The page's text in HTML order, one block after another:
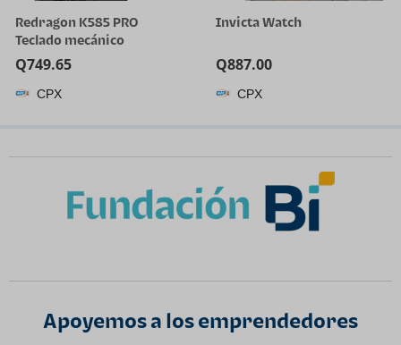
Redragon K585 PRO
Teclado mecánico
inalámbrico con una sola
mano, 42 teclas, 3 modos
RGB 40% teclado para
On Board Macro Keys
Keyboard, USB Pass-
Q749.65
CPX
Invicta Watch
Q887.00
CPX
Apoyemos a los emprendedores​